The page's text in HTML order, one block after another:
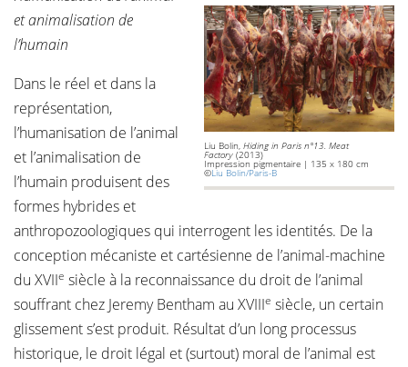
Liu Bolin, Hiding in Paris n°13. Meat
Factory (2013)
Impression pigmentaire | 135 x 180 cm
©Liu Bolin/Paris-B
et animalisation de
l’humain
Dans le réel et dans la
représentation,
l’humanisation de l’animal
et l’animalisation de
l’humain produisent des
formes hybrides et
anthropozoologiques qui interrogent les identités. De la
conception mécaniste et cartésienne de l’animal-machine
du XVIIe siècle à la reconnaissance du droit de l’animal
souffrant chez Jeremy Bentham au XVIIIe siècle, un certain
glissement s’est produit. Résultat d’un long processus
historique, le droit légal et (surtout) moral de l’animal est